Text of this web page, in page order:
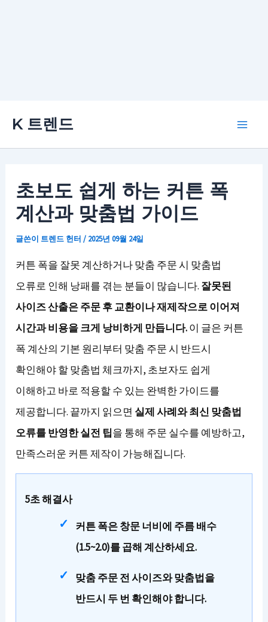
K 트렌드
초보도 쉽게 하는 커튼 폭
계산과 맞춤법 가이드
글쓴이 트렌드 헌터/ 2025년 09월 24일
커튼 폭을 잘못 계산하거나 맞춤 주문 시 맞춤법
오류로 인해 낭패를 겪는 분들이 많습니다. 잘못된
사이즈 산출은 주문 후 교환이나 재제작으로 이어져
시간과 비용을 크게 낭비하게 만듭니다.이 글은 커튼
폭 계산의 기본 원리부터 맞춤 주문 시 반드시
확인해야 할 맞춤법 체크까지, 초보자도 쉽게
이해하고 바로 적용할 수 있는 완벽한 가이드를
제공합니다. 끝까지 읽으면 실제 사례와 최신 맞춤법
오류를 반영한 실전 팁을 통해 주문 실수를 예방하고,
만족스러운 커튼 제작이 가능해집니다.
5초 해결사
커튼 폭은 창문 너비에 주름 배수
(1.5~2.0)를 곱해 계산하세요.
맞춤 주문 전 사이즈와 맞춤법을
반드시 두 번 확인해야 합니다.